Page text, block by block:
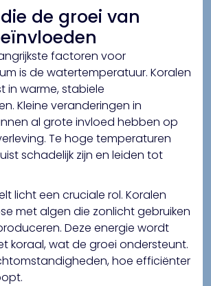
de groei van
factoren voor
is de watertemperatuur. Koralen
in warme, stabiele
Kleine veranderingen in
al grote invloed hebben op
Te hoge temperaturen
schadelijk zijn en leiden tot
licht een cruciale rol. Koralen
met algen die zonlicht gebruiken
Deze energie wordt
koraal, wat de groei ondersteunt.
hoe efficiënter